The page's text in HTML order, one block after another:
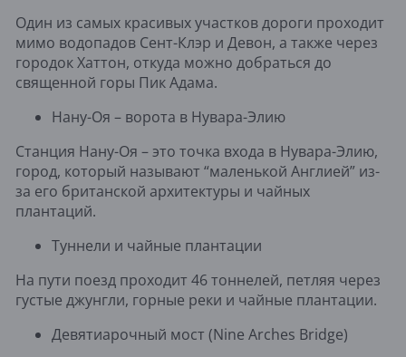
Один из самых красивых участков дороги проходит
мимо водопадов Сент-Клэр и Девон, а также через
городок Хаттон, откуда можно добраться до
священной горы Пик Адама.
Нану-Оя – ворота в Нувара-Элию
Станция Нану-Оя – это точка входа в Нувара-Элию,
город, который называют “маленькой Англией” из-
за его британской архитектуры и чайных
плантаций.
Туннели и чайные плантации
На пути поезд проходит 46 тоннелей, петляя через
густые джунгли, горные реки и чайные плантации.
Девятиарочный мост (Nine Arches Bridge)